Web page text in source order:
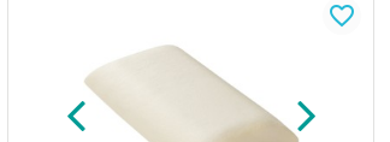
favorite_border